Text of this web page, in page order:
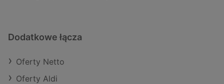
Dodatkowe łącza
Oferty Netto
Oferty Aldi